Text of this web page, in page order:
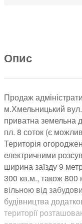
Опис
Продаж
м.Хмельницький
приватна земельна
пл. 8 соток (є
Територія
електричними
ширина заїзду 9
300 кв.м., також 800
вільною від
будівництва
території